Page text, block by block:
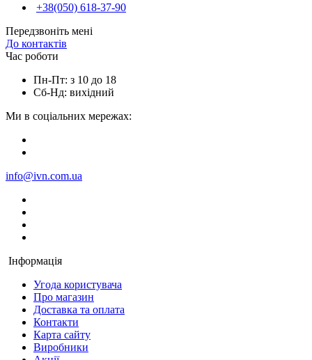
+38(050) 618-37-90
Передзвоніть мені
До контактів
Час роботи
Пн-Пт: з 10 до 18
Сб-Нд: вихідний
Ми в соціальних мережах:
info@ivn.com.ua
Інформація
Угода користувача
Про магазин
Доставка та оплата
Контакти
Карта сайту
Виробники